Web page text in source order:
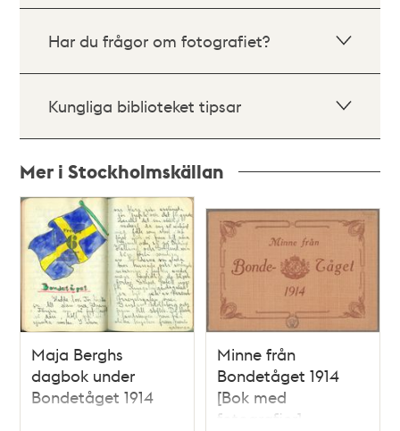
Har du frågor om fotografiet?
Kungliga biblioteket tipsar
Mer i Stockholmskällan
Relaterade
poster
och
teman
Maja Berghs
dagbok under
Bondetåget 1914
Minne från
Bondetåget 1914
[Bok med
fotografier]